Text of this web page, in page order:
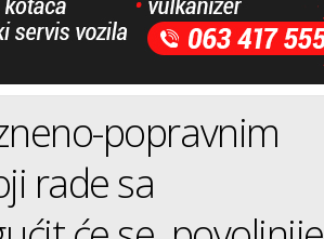
popravnim
rade sa